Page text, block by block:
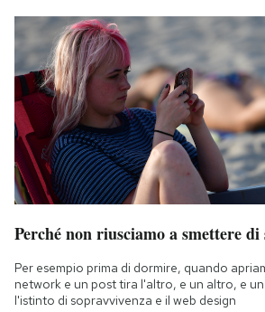
Perché non riusciamo a smettere
Per esempio prima di dormire, quando
network e un post tira l'altro, e un altro, e
l'istinto di sopravvivenza e il web design